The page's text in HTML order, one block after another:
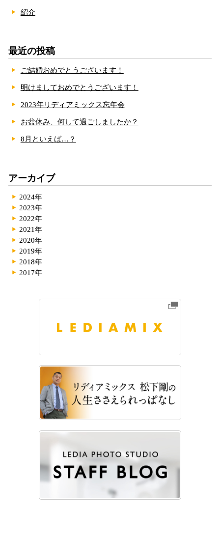
紹介
最近の投稿
ご結婚おめでとうございます！
明けましておめでとうございます！
2023年リディアミックス忘年会
お盆休み、何して過ごしましたか？
8月といえば…？
アーカイブ
2024年
2023年
2022年
2021年
2020年
2019年
2018年
2017年